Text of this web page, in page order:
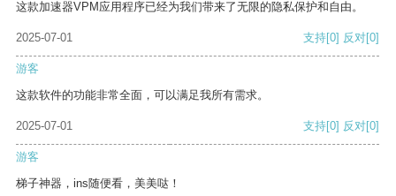
这款加速器VPM应用程序已经为我们带来了无限的隐私保护和自由。
2025-07-01 支持[0] 反对[0]
游客
这款软件的功能非常全面，可以满足我所有需求。
2025-07-01 支持[0] 反对[0]
游客
梯子神器，ins随便看，美美哒！